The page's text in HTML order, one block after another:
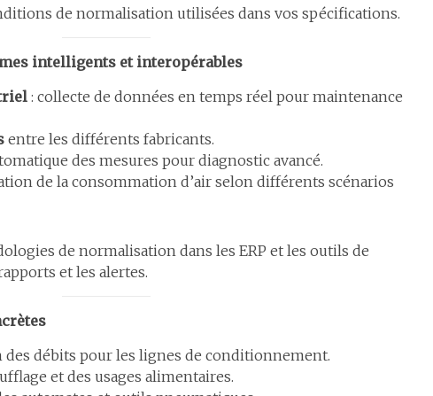
de normalisation utilisées dans vos spécifications.
intelligents et interopérables
: collecte de données en temps réel pour maintenance
entre les différents fabricants.
des mesures pour diagnostic avancé.
de la consommation d’air selon différents scénarios
de normalisation dans les ERP et les outils de
et les alertes.
des débits pour les lignes de conditionnement.
et des usages alimentaires.